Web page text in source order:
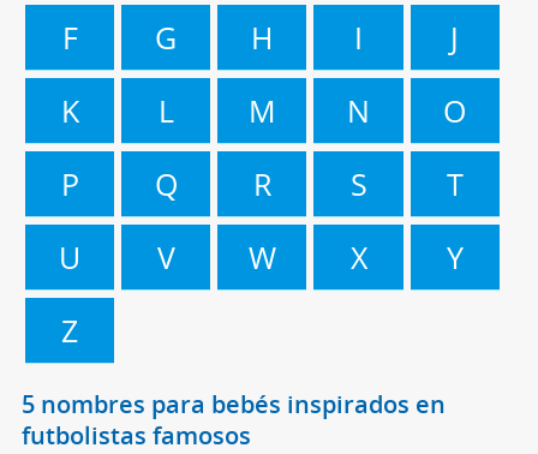
F
G H I
J
K
L M N
O
P
Q R S
T
U
V W X
Y
Z
5 nombres para bebés inspirados en
futbolistas famosos